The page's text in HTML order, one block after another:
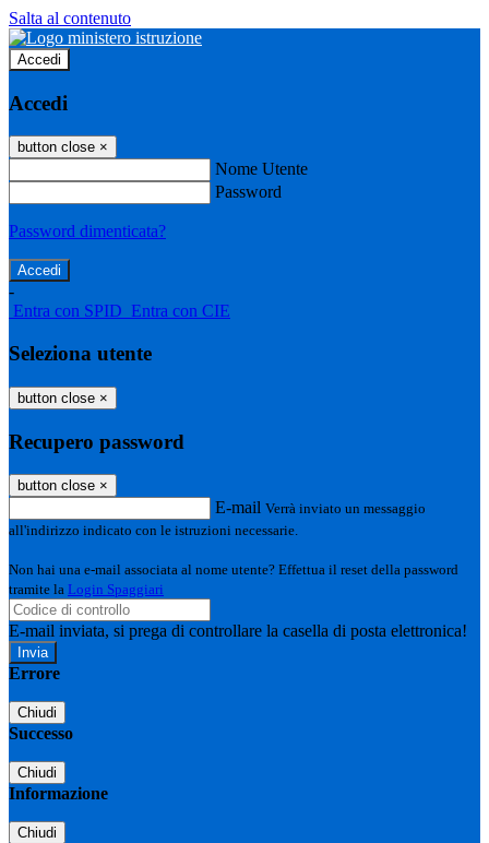
Salta al contenuto
Accedi
Accedi
button close ×
Nome Utente
Password
Password dimenticata?
-
Entra con SPID Entra con CIE
Seleziona utente
button close ×
Recupero password
button close ×
E-mail Verrà inviato un messaggio
all'indirizzo indicato con le istruzioni necessarie.
Non hai una e-mail associata al nome utente? Effettua il reset della password
tramite la Login Spaggiari
E-mail inviata, si prega di controllare la casella di posta elettronica!
Errore
Chiudi
Successo
Chiudi
Informazione
Chiudi